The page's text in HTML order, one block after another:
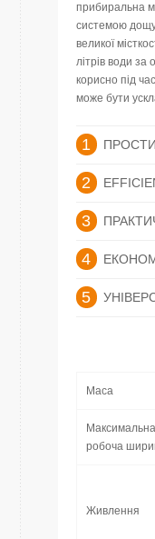
прибиральна
системою
великої
літрів води
корисно під
може бути
1
2
3
4
5
Маса
Максимальна
робоча
Живлення